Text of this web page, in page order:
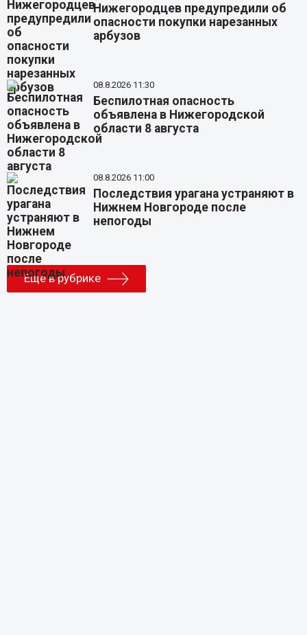
Нижегородцев предупредили об
опасности покупки нарезанных
арбузов
08.8.2026 11:30
Беспилотная опасность
объявлена в Нижегородской
области 8 августа
08.8.2026 11:00
Последствия урагана устраняют в
Нижнем Новгороде после
непогоды
Еще в рубрике